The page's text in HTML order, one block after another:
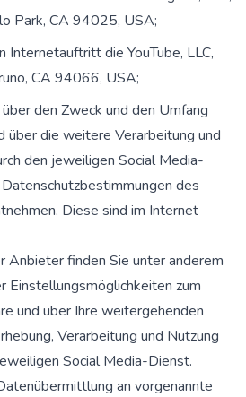
Park, CA 94025, USA;
Internetauftritt die YouTube, LLC,
CA 94066, USA;
den Zweck und den Umfang
über die weitere Verarbeitung und
den jeweiligen Social Media-
des
Diese sind im Internet
finden Sie unter anderem
Einstellungsmöglichkeiten zum
und über Ihre weitergehenden
Verarbeitung und Nutzung
Social Media-Dienst.
an vorgenannte